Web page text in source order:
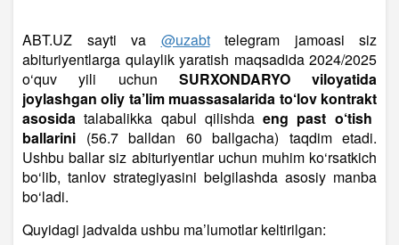
ABT.UZ sayti va @uzabttelegram jamoasi siz
abituriyentlarga qulaylik yaratish maqsadida 2024/2025
o‘quv yili uchun SURXONDARYO viloyatida
joylashgan oliy ta’lim muassasalarida to‘lov kontrakt
asosida talabalikka qabul qilishdaeng past o‘tish
ballarini (56.7 balldan 60 ballgacha) taqdim etadi.
Ushbu ballar siz abituriyentlar uchun muhim ko‘rsatkich
bo‘lib, tanlov strategiyasini belgilashda asosiy manba
bo‘ladi.
Quyidagi jadvalda ushbu ma’lumotlar keltirilgan: